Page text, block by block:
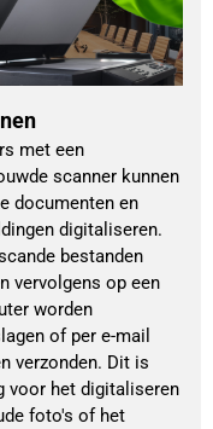
met een
scanner kunnen
documenten en
digitaliseren.
bestanden
vervolgens op een
worden
of per e-mail
verzonden. Dit is
voor het digitaliseren
foto's of het